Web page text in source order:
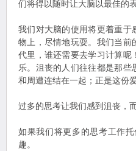
们将得以随时让大脑以最佳的
我们对大脑的使用将更着重于
物上，尽情地玩耍。我们当前
代里，谁还需要去学习计算呢
乐。沮丧的人们往往都是那
和周遭连结在一起；正是这份
过多的思考让我们感到沮丧，
如果我们将更多的思考工作
趣。